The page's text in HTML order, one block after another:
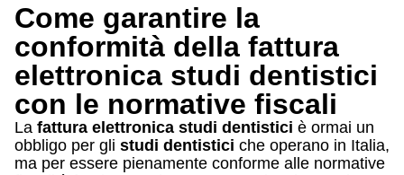
Come garantire la
conformità della fattura
elettronica studi dentistici
con le normative fiscali
La fattura elettronica studi dentistici è ormai un
obbligo per gli studi dentistici che operano in Italia,
ma per essere pienamente conforme alle normative